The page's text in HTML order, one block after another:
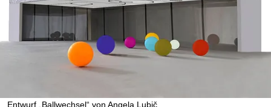
Entwurf „Ballwechsel“ von Angela Lubič